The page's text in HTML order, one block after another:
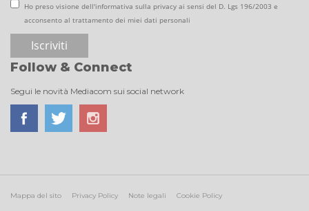
Ho preso visione dell'informativa sulla privacy ai sensi del D. Lgs 196/2003 e
acconsento al trattamento dei miei dati personali
Follow & Connect
Segui le novità Mediacom sui social network
Mappa del sito Privacy Policy Note legali Cookie Policy